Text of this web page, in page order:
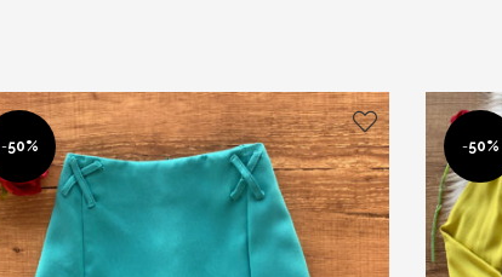
-50% -50%